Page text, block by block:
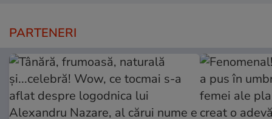
PARTENERI